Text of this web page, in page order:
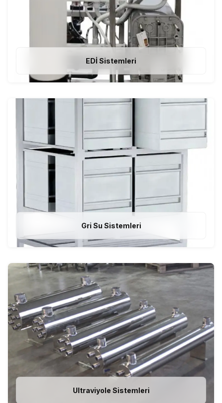
EDİ Sistemleri
Gri Su Sistemleri
Ultraviyole Sistemleri